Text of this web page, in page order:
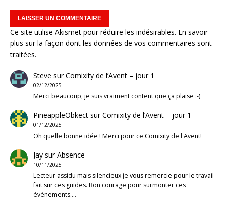
Ce site utilise Akismet pour réduire les indésirables. En savoir
plus sur la façon dont les données de vos commentaires sont
traitées.
Steve surComixity de l’Avent – jour 1
02/12/2025
Merci beaucoup, je suis vraiment content que ça plaise :-)
PineappleObkectsurComixity de l’Avent – jour 1
01/12/2025
Oh quelle bonne idée ! Merci pour ce Comixity de l'Avent!
JaysurAbsence
10/11/2025
Lecteur assidu mais silencieux je vous remercie pour le travail
fait sur ces guides. Bon courage pour surmonter ces
évènements.…